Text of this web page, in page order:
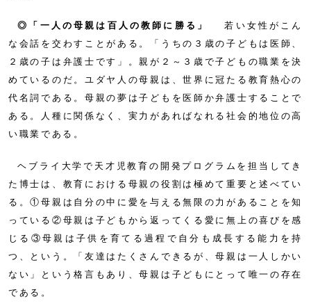
◎「一人の母親は百人の教師に勝る」
若い女性がこん
な会話を交わすことがある。「うちの３歳の子どもは医師、
２歳の子は弁護士です」。親が２～３歳で子どもの職業を決
めているのだ。ユダヤ人の母親は、世界に冠たる教育熱心の
代名詞である。母親の夢は子どもを医師か弁護士することで
ある。人種に関係なく、実力があればなれる社会的地位の高
い職業である。
ヘブライ大学で天才児教育の開発プログラムを担当してき
た博士は、教育における母親の役割は極めて重要と述べてい
る。①母親は自分の中に愛を与える無限の力があることを知
っている②母親は子どもから返ってくる愛に無上の喜びを感
じる③母親は子供を育てる過程で自分も成長する能力を持
つ、という。「友達はたくさんできるが、母親は一人しかい
ない」という格言もあり、母親は子どもにとって唯一の存在
である。